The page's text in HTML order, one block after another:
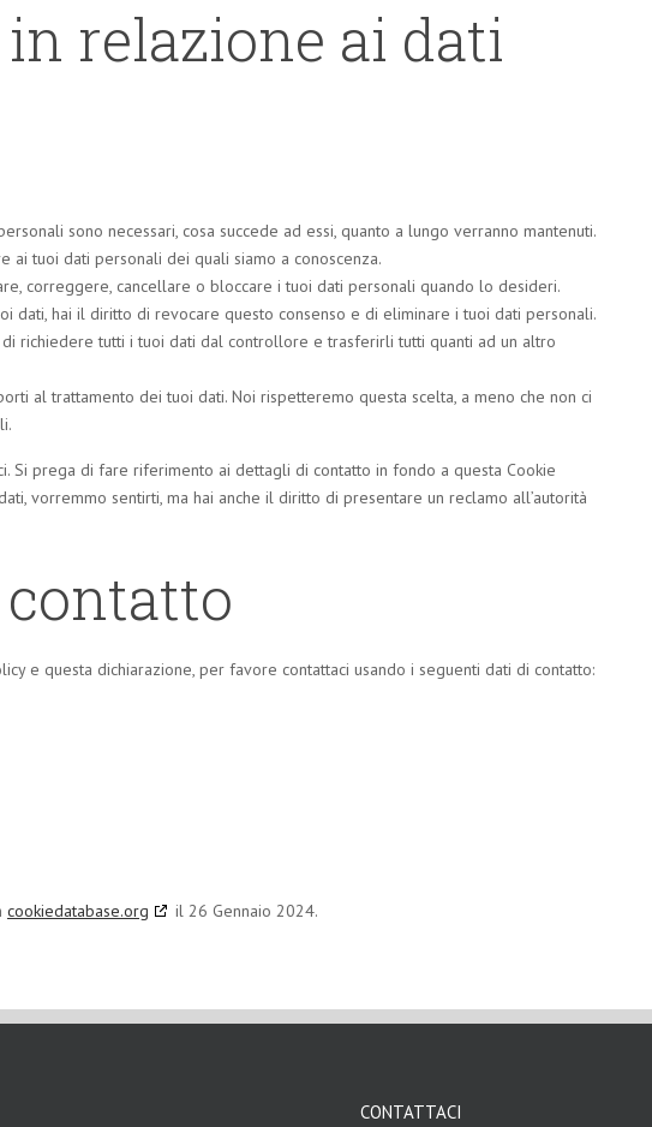
relazione ai dati
sono necessari, cosa succede ad essi, quanto a lungo verranno mantenuti.
ai tuoi dati personali dei quali siamo a conoscenza.
correggere, cancellare o bloccare i tuoi dati personali quando lo desideri.
dati, hai il diritto di revocare questo consenso e di eliminare i tuoi dati personali.
richiedere tutti i tuoi dati dal controllore e trasferirli tutti quanti ad un altro
al trattamento dei tuoi dati. Noi rispetteremo questa scelta, a meno che non ci
Si prega di fare riferimento ai dettagli di contatto in fondo a questa Cookie
vorremmo sentirti, ma hai anche il diritto di presentare un reclamo all’autorità
contatto
e questa dichiarazione, per favore contattaci usando i seguenti dati di contatto:
cookiedatabase.org il 26 Gennaio 2024.
CONTATTACI